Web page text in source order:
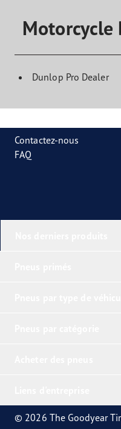
Motorcycle
Dunlop Pro Dealer
Contactez-nous
FAQ
© 2026 The Goodyear